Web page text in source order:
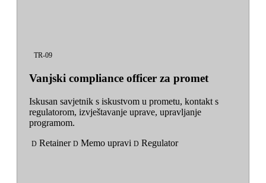
TR-09
Vanjski compliance officer za promet
Iskusan savjetnik s iskustvom u prometu, kontakt s
regulatorom, izvještavanje uprave, upravljanje
programom.
D Retainer D Memo upravi D Regulator